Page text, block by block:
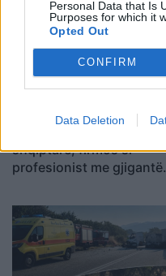
Personal Data that Is
Purposes for which it
Opted Out
CONFIRM
Data Deletion
E ardhmja e Kombëtares
shqiptare, firmos si
profesionist me
goditjeve të dënimit